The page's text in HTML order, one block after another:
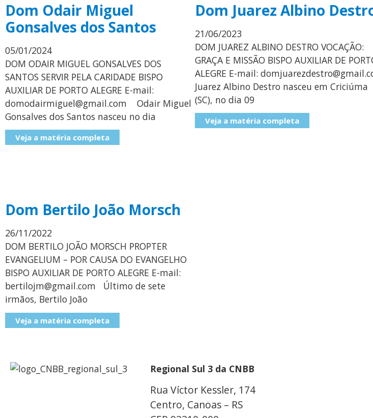
Dom Odair Miguel
Gonsalves dos Santos
05/01/2024
DOM ODAIR MIGUEL GONSALVES DOS
SANTOS SERVIR PELA CARIDADE BISPO
AUXILIAR DE PORTO ALEGRE E-mail:
domodairmiguel@gmail.com Odair Miguel
Gonsalves dos Santos nasceu no dia
Veja a matéria completa
Dom Juarez Albino
21/06/2023
DOM JUAREZ ALBINO DESTRO VOCAÇÃO:
GRAÇA E MISSÃO BISPO AUXILIAR DE
ALEGRE E-mail:
Juarez Albino Destro nasceu em Criciúma
(SC), no dia 09
Veja a matéria completa
Dom Bertilo João Morsch
26/11/2022
DOM BERTILO JOÃO MORSCH PROPTER
EVANGELIUM – POR CAUSA DO EVANGELHO​
BISPO AUXILIAR DE PORTO ALEGRE E-mail:
bertilojm@gmail.com Último de sete
irmãos, Bertilo João
Veja a matéria completa
Regional Sul 3 da CNBB
Rua Víctor Kessler, 174
Centro, Canoas – RS